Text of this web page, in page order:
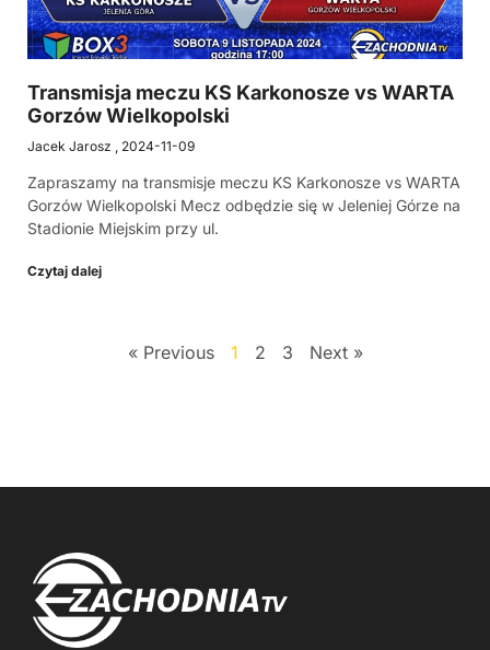
Transmisja meczu KS Karkonosze vs WARTA
Gorzów Wielkopolski
Jacek Jarosz 2024-11-09
Zapraszamy na transmisje meczu KS Karkonosze vs WARTA
Gorzów Wielkopolski Mecz odbędzie się w Jeleniej Górze na
Stadionie Miejskim przy ul.
Czytaj dalej
« Previous 1 2 3 Next »